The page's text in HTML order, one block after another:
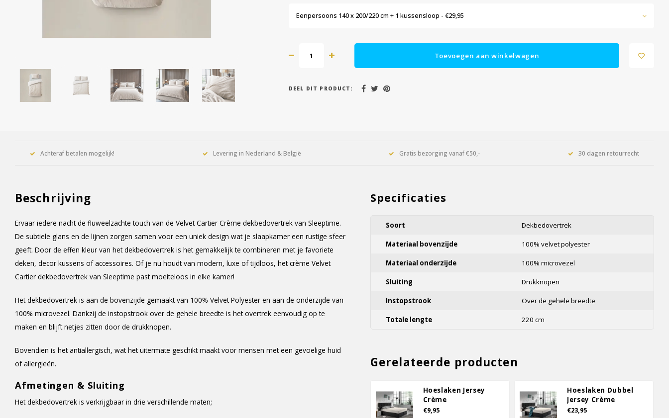
Eenpersoons 140 x 200/220 cm + 1 kussensloop - €29,95
Toevoegen aan winkelwagen
DEEL DIT PRODUCT:
Achteraf betalen mogelijk! Levering in Nederland & België Gratis bezorging vanaf €50,- 30 dagen retourrecht
Beschrijving
Ervaar iedere nacht de fluweelzachte touch van de Velvet Cartier Crème dekbedovertrek van Sleeptime.
De subtiele glans en de lijnen zorgen samen voor een uniek design wat je slaapkamer een rustige sfeer
geeft. Door de effen kleur van het dekbedovertrek is het gemakkelijk te combineren met je favoriete
deken, decor kussens of accessoires. Of je nu houdt van modern, luxe of tijdloos, het crème Velvet
Cartier dekbedovertrek van Sleeptime past moeiteloos in elke kamer!
Het dekbedovertrek is aan de bovenzijde gemaakt van 100% Velvet Polyester en aan de onderzijde van
100% microvezel. Dankzij de instopstrook over de gehele breedte is het overtrek eenvoudig op te
maken en blijft netjes zitten door de drukknopen.
Bovendien is het antiallergisch, wat het uitermate geschikt maakt voor mensen met een gevoelige huid
of allergieën.
Afmetingen & Sluiting
Het dekbedovertrek is verkrijgbaar in drie verschillende maten;
Specificaties
Soort Dekbedovertrek
Materiaal bovenzijde 100% velvet polyester
Materiaal onderzijde 100% microvezel
Sluiting Drukknopen
Instopstrook Over de gehele breedte
Totale lengte 220 cm
Gerelateerde producten
Hoeslaken Jersey
Crème
€9,95
Hoeslaken Dubbel
Jersey Crème
€23,95